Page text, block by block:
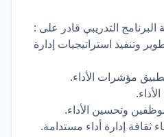
التدريبي قادر على :
وتنفيذ استراتيجيات إدارة
مؤشرات الأداء.
وتحسين الأداء.
ثقافة إدارة أداء مستدامة.